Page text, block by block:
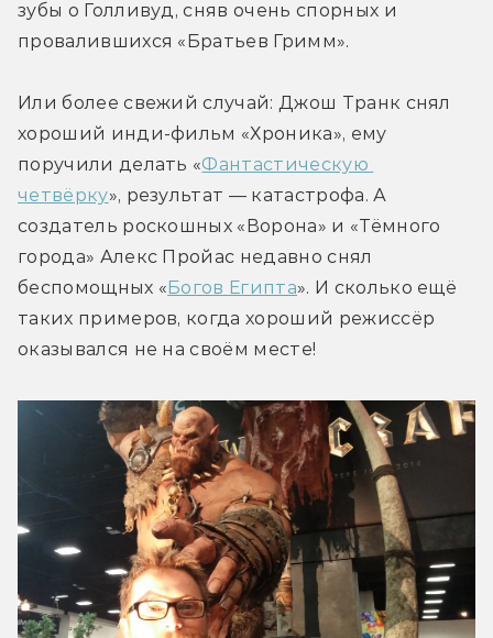
зубы о Голливуд, сняв очень спорных и
провалившихся «Братьев Гримм».
Или более свежий случай: Джош Транк снял
хороший инди-фильм «Хроника», ему
поручили делать «Фантастическую
четвёрку», результат — катастрофа. А
создатель роскошных «Ворона» и «Тёмного
города» Алекс Пройас недавно снял
беспомощных « Богов Египта». И сколько ещё
таких примеров, когда хороший режиссёр
оказывался не на своём месте!